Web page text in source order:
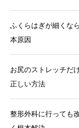
ふくらはぎが細くな
本原因
お尻のストレッチだ
正しい方法
整形外科に行っても